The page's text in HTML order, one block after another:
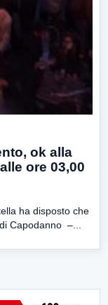
ok alla
ore 03,00
ha disposto che
Capodanno –...